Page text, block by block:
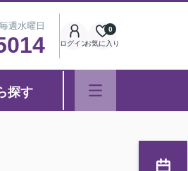
週水曜日
ログインお気に入り
0
探す